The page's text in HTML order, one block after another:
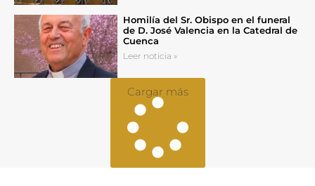
Homilía del Sr. Obispo en el funeral
de D. José Valencia en la Catedral de
Cuenca
Leer noticia »
Cargar más